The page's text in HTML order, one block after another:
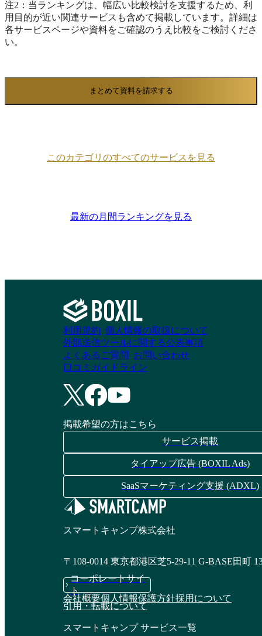
注2：当ランキングは、幅広い比較検討を支援するため、利
用目的が近い関連サービスも含めて掲載しています。詳細は
各サービスページや資料をご確認のうえ比較をご検討くださ
い。
まとめて資料を請求する
このカテゴリのすべてのサービスを見る
最新の月間ランキングを見る
利用規約 個人情報の取扱について
外部送信ツールに関する公表事項
よくあるご質問
お問い合わせ
口コミガイドライン
掲載希望の方はこちら
サービス掲載
タイアップ広告 (BOXIL Ads)
SaaSマーケティング支援 (ADXL)
スマートキャンプ株式会社
〒108-0014 東京都港区芝5-29-11 G-BASE田町
コーポレートサイ
ト
会社概要個人情報保護方針採用について
引用・転載について
スマートキャンプ サービス一覧